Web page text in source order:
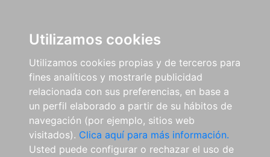
Utilizamos cookies
Utilizamos cookies propias y de terceros para
fines analíticos y mostrarle publicidad
relacionada con sus preferencias, en base a
un perfil elaborado a partir de su hábitos de
navegación (por ejemplo, sitios web
visitados). Clica aquí para más información.
Usted puede configurar o rechazar el uso de